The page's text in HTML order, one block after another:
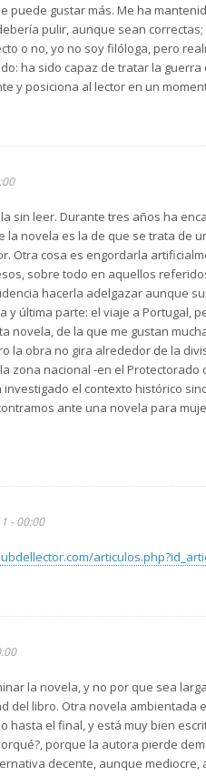
puede gustar más. Me ha
pulir, aunque sean
o no, yo no soy filóloga, pero
ha sido capaz de tratar la
y posiciona al lector en un
sin leer. Durante tres años ha
la novela es la de que se trata de
Otra cosa es engordarla
sobre todo en aquellos
hacerla adelgazar aunque
última parte: el viaje a Portugal,
novela, de la que me gustan
la obra no gira alrededor de la
zona nacional -en el Protectorado
el contexto histórico
ante una novela para
- 00:00
la novela, y no por que sea
del libro. Otra novela ambientada
el final, y está muy bien
porque la autora pierde
decente, aunque mediocre,